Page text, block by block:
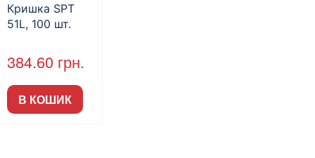
Кришка SPT
51L, 100 шт.
384.60 грн.
В КОШИК